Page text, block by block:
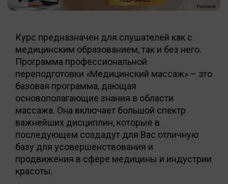
Курс предназначен для слушателей как с
медицинским образованием, так и без него.
Программа профессиональной
переподготовки «Медицинский массаж» – это
базовая программа, дающая
основополагающие знания в области
массажа. Она включает большой спектр
важнейших дисциплин, которые в
последующем создадут для Вас отличную
базу для усовершенствования и
продвижения в сфере медицины и индустрии
красоты.